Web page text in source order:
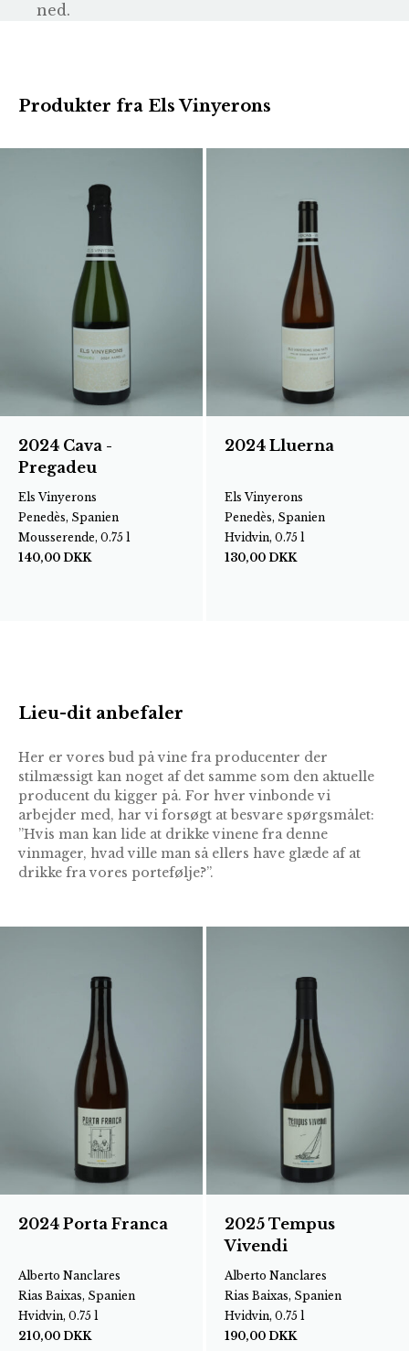
ned.
Produkter fra Els Vinyerons
2024 Cava -
Pregadeu
Els Vinyerons
Penedès, Spanien
Mousserende, 0.75 l
140,00 DKK
2024 Lluerna
Els Vinyerons
Penedès, Spanien
Hvidvin, 0.75 l
130,00 DKK
Lieu-dit anbefaler
Her er vores bud på vine fra producenter der
stilmæssigt kan noget af det samme som den aktuelle
producent du kigger på. For hver vinbonde vi
arbejder med, har vi forsøgt at besvare spørgsmålet:
”Hvis man kan lide at drikke vinene fra denne
vinmager, hvad ville man så ellers have glæde af at
drikke fra vores portefølje?”.
2024 Porta Franca
Alberto Nanclares
Rias Baixas, Spanien
Hvidvin, 0.75 l
210,00 DKK
2025 Tempus
Vivendi
Alberto Nanclares
Rias Baixas, Spanien
Hvidvin, 0.75 l
190,00 DKK